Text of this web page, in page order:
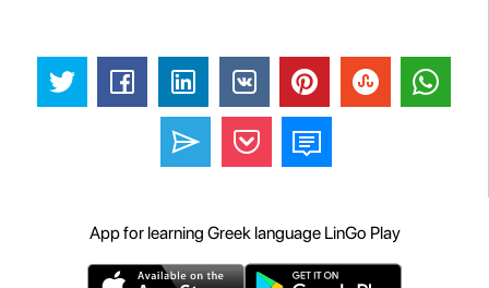
App for learning Greek language LinGo Play